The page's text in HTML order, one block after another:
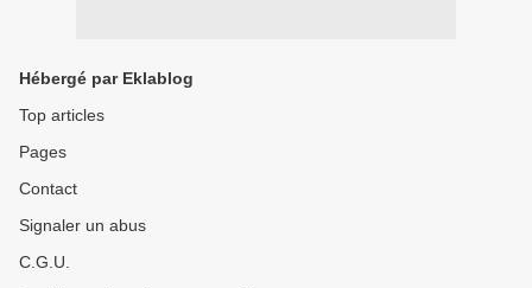
Hébergé par Eklablog
Top articles
Pages
Contact
Signaler un abus
C.G.U.